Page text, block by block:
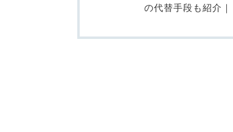
の代替手段も紹介